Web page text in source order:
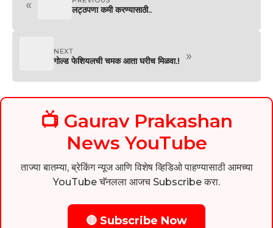
« लट्ठपणा कमी करण्यासाठी..
NEXT
गोल्ड फेशियलची चमक आता घरीच मिळवा.! »
📺 Gaurav Prakashan
News YouTube
ताज्या बातम्या, ब्रेकिंग न्यूज आणि विशेष व्हिडिओ पाहण्यासाठी आमच्या
YouTube चॅनलला आजच Subscribe करा.
🔴 Subscribe Now